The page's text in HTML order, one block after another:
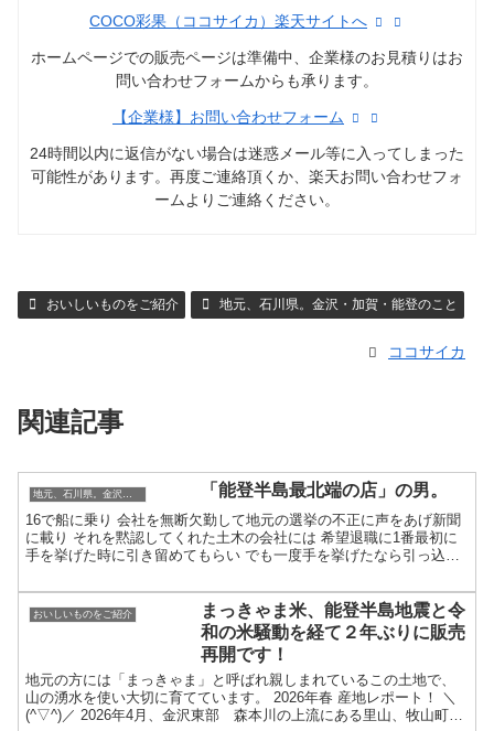
COCO彩果（ココサイカ）楽天サイトへ
ホームページでの販売ページは準備中、企業様のお見積りはお
問い合わせフォームからも承ります。
【企業様】お問い合わせフォーム
24時間以内に返信がない場合は迷惑メール等に入ってしまった
可能性があります。再度ご連絡頂くか、楽天お問い合わせフォ
ームよりご連絡ください。
おいしいものをご紹介 地元、石川県。金沢・加賀・能登のこと
ココサイカ
関連記事
「能登半島最北端の店」の男。
16で船に乗り 会社を無断欠勤して地元の選挙の不正に声をあげ新聞
に載り それを黙認してくれた土木の会社には 希望退職に1番最初に
手を挙げた時に引き留めてもらい でも一度手を挙げたなら引っ込め
おいしいものをご紹介
まっきゃま米、能登半島地震と令
和の米騒動を経て２年ぶりに販売
再開です！
地元の方には「まっきゃま」と呼ばれ親しまれているこの土地で、
山の湧水を使い大切に育てています。 2026年春 産地レポート！ ＼
(^▽^)／ 2026年4月、金沢東部 森本川の上流にある里山、牧山町を